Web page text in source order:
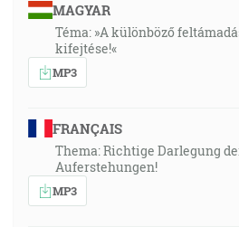
MAGYAR
Téma: »A különböző
kifejtése!«
MP3
FRANÇAIS
Thema: Richtige Darlegung
Auferstehungen!
MP3